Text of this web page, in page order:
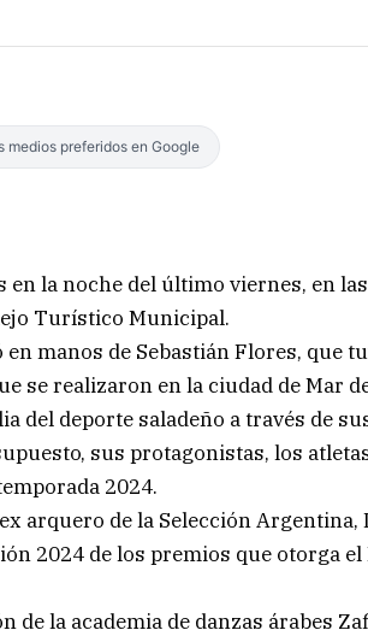
medios preferidos en Google
en la noche del último viernes, en
Turístico Municipal.
manos de Sebastián Flores, que
se realizaron en la ciudad de Mar
del deporte saladeño a través de
sus protagonistas, los
2024.
arquero de la Selección Argentina,
2024 de los premios que otorga
la academia de danzas árabes